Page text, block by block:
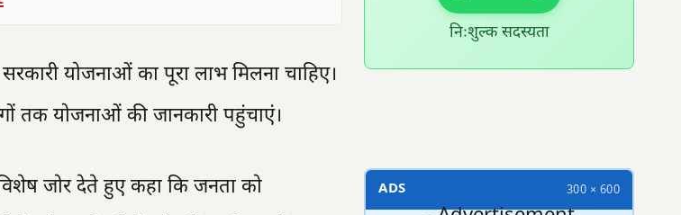
योजनाओं का पूरा लाभ मिलना चाहिए।
तक योजनाओं की जानकारी पहुंचाएं।
विशेष जोर देते हुए कहा कि जनता को
निःशुल्क सदस्यता
ADS 300 × 600